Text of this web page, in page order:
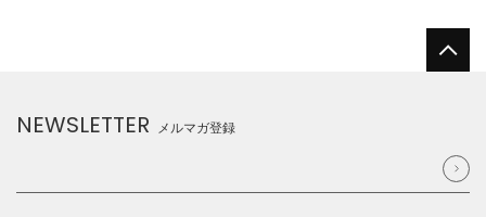
NEWSLETTER メルマガ登録